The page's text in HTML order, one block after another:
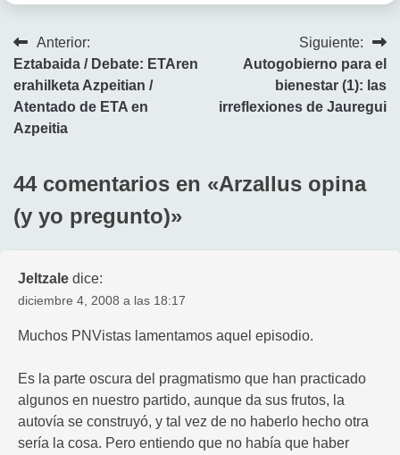
Navegación
de
entradas
Anterior:
Eztabaida / Debate: ETAren
erahilketa Azpeitian /
Atentado de ETA en
Azpeitia
Siguiente:
Autogobierno para el
bienestar (1): las
irreflexiones de Jauregui
44 comentarios en «Arzallus opina
(y yo pregunto)»
Jeltzale dice:
diciembre 4, 2008 a las 18:17
Muchos PNVistas lamentamos aquel episodio.
Es la parte oscura del pragmatismo que han practicado
algunos en nuestro partido, aunque da sus frutos, la
autovía se construyó, y tal vez de no haberlo hecho otra
sería la cosa. Pero entiendo que no había que haber